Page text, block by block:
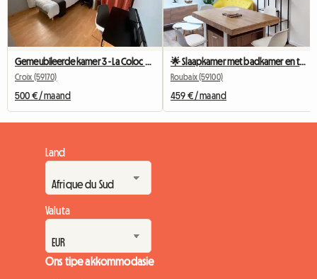
Croix (59170)
500 € / maand
🌟 Slaapkamer met badkamer en toilet (Slaapkamer 2) 🌟
Roubaix (59100)
459 € / maand
Land
Valuta
Ons tipe akkommodasie